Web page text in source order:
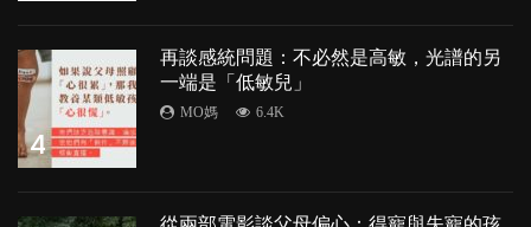
4
再談感統問題：不必然是高敏，光譜的另
一端是「低敏兒」
MO媽 6.4K